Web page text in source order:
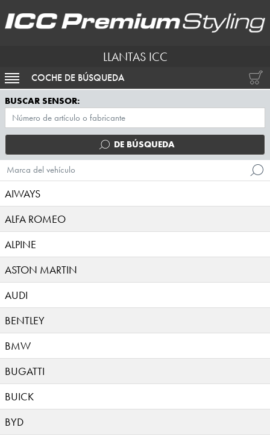
LLANTAS ICC
ACTIVAR NAVEGACIÓN
COCHE DE BÚSQUEDA
BUSCAR SENSOR:
DE BÚSQUEDA
Marca del vehículo
AIWAYS
ALFA ROMEO
ALPINE
ASTON MARTIN
AUDI
BENTLEY
BMW
BUGATTI
BUICK
BYD